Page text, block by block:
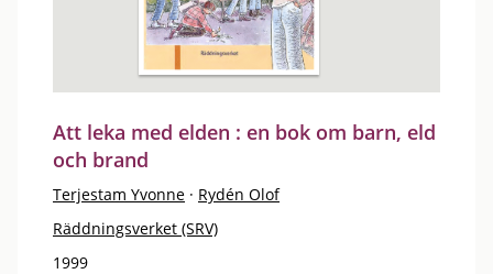
Att leka med elden : en bok om barn, eld
och brand
Terjestam Yvonne · Rydén Olof
Räddningsverket (SRV)
1999